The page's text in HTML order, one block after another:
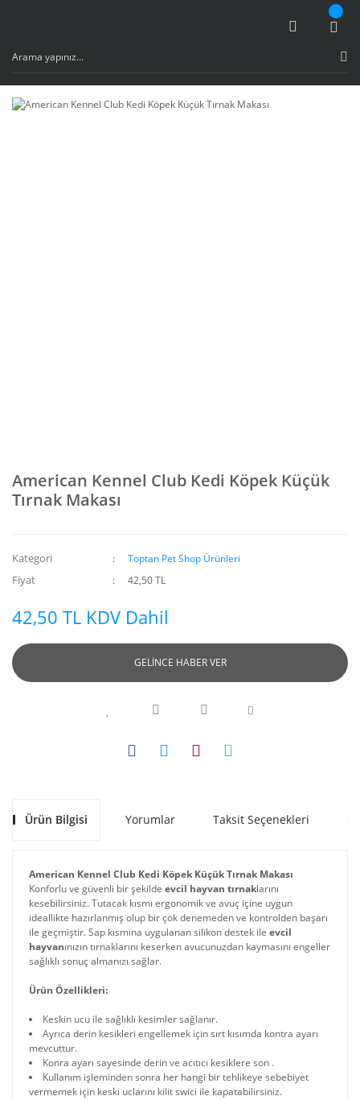
American Kennel Club Kedi Köpek Küçük
Tırnak Makası
Kategori Toptan Pet Shop Ürünleri
Fiyat 42,50 TL
42,50 TL KDV Dahil
GELİNCE HABER VER
Ürün Bilgisi Yorumlar Taksit Seçenekleri
American Kennel Club Kedi Köpek Küçük Tırnak Makası
Konforlu ve güvenli bir şekilde evcil hayvan tırnaklarını
kesebilirsiniz. Tutacak kısmı ergonomik ve avuç içine uygun
ideallikte hazırlanmış olup bir çok denemeden ve kontrolden başarı
ile geçmiştir. Sap kısmına uygulanan silikon destek ile evcil
hayvanınızın tırnaklarını keserken avucunuzdan kaymasını engeller
sağlıklı sonuç almanızı sağlar.
Ürün Özellikleri:
Keskin ucu ile sağlıklı kesimler sağlanır.
Ayrıca derin kesikleri engellemek için sırt kısımda kontra ayarı
mevcuttur.
Konra ayarı sayesinde derin ve acıtıcı kesiklere son .
Kullanım işleminden sonra her hangi bir tehlikeye sebebiyet
vermemek için keski uclarını kilit swici ile kapatabilirsiniz.